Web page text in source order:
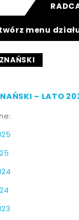
menu
– LATO
Szukaj